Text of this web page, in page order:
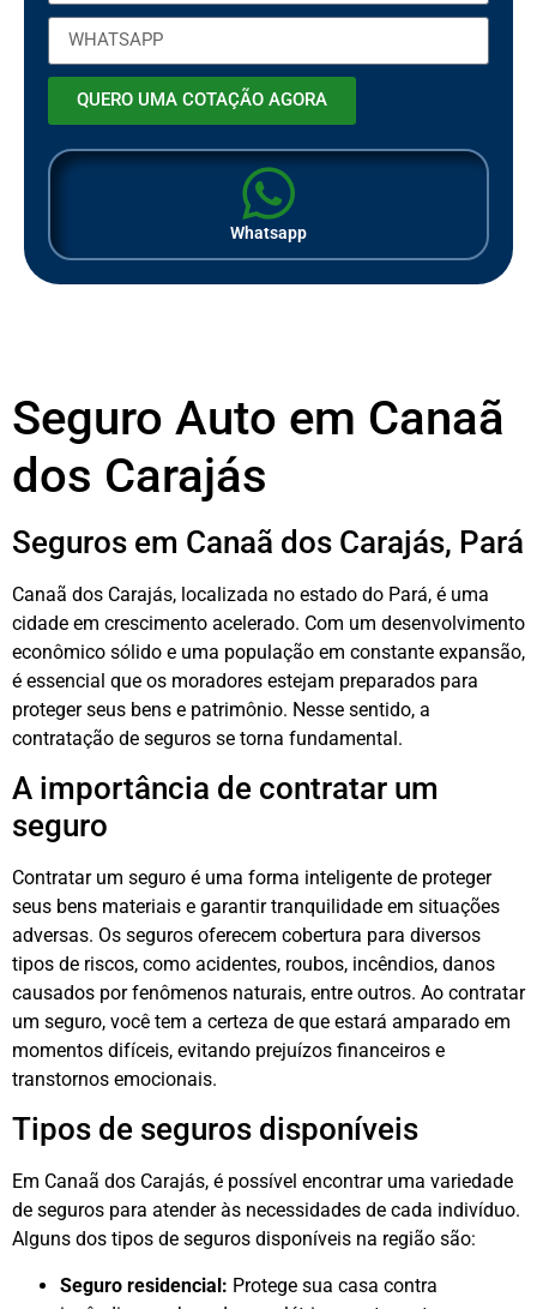
QUERO UMA COTAÇÃO AGORA
Whatsapp
Seguro Auto em Canaã
dos Carajás
Seguros em Canaã dos Carajás, Pará
Canaã dos Carajás, localizada no estado do Pará, é uma
cidade em crescimento acelerado. Com um desenvolvimento
econômico sólido e uma população em constante expansão,
é essencial que os moradores estejam preparados para
proteger seus bens e patrimônio. Nesse sentido, a
contratação de seguros se torna fundamental.
A importância de contratar um
seguro
Contratar um seguro é uma forma inteligente de proteger
seus bens materiais e garantir tranquilidade em situações
adversas. Os seguros oferecem cobertura para diversos
tipos de riscos, como acidentes, roubos, incêndios, danos
causados por fenômenos naturais, entre outros. Ao contratar
um seguro, você tem a certeza de que estará amparado em
momentos difíceis, evitando prejuízos financeiros e
transtornos emocionais.
Tipos de seguros disponíveis
Em Canaã dos Carajás, é possível encontrar uma variedade
de seguros para atender às necessidades de cada indivíduo.
Alguns dos tipos de seguros disponíveis na região são:
Seguro residencial: Protege sua casa contra